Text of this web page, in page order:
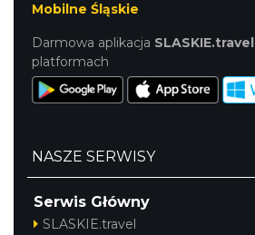
Mobilne Śląskie
Darmowa aplikacja SLASKIE.travel
platformach
NASZE SERWISY
Serwis Główny
SLASKIE.travel